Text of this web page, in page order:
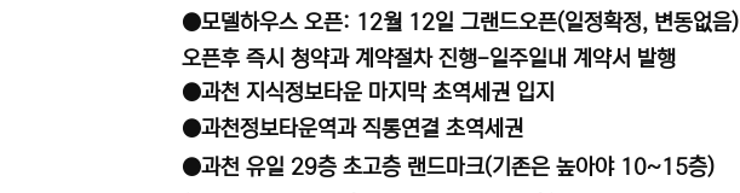
●모델하우스 오픈: 12월 12일 그랜드오픈(일정확정, 변동없음)
오픈후 즉시 청약과 계약절차 진행-일주일내 계약서 발행
●과천 지식정보타운 마지막 초역세권 입지
●과천정보타운역과 직통연결 초역세권
●과천 유일 29층 초고층 랜드마크(기존은 높아야 10~15층)